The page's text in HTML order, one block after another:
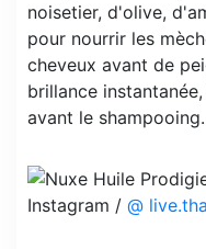
noisetier, d'olive,
pour nourrir les
cheveux avant de
brillance
avant le shampooing.
Instagram / @